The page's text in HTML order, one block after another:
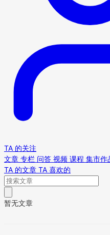
TA 的关注
文章 专栏 问答 视频 课程 集市作
TA 的文章 TA 喜欢的
暂无文章